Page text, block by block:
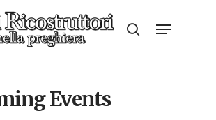
search
Menu
Events